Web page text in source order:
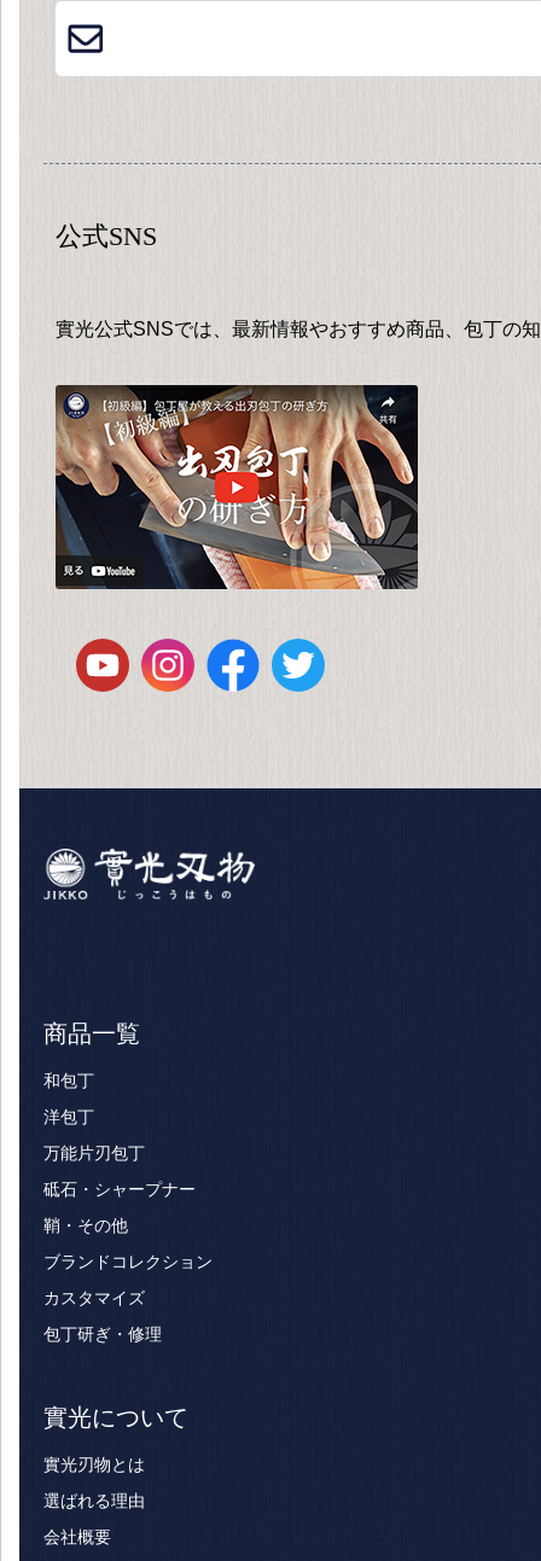
公式SNS
實光公式SNSでは、最新情報やおすすめ商品、包丁の
商品一覧
和包丁
洋包丁
万能片刃包丁
砥石・シャープナー
鞘・その他
ブランドコレクション
カスタマイズ
包丁研ぎ・修理
實光について
實光刃物とは
選ばれる理由
会社概要